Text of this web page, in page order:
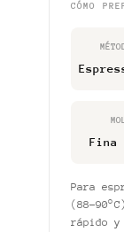
CÓMO
Fina
Para
rápido y